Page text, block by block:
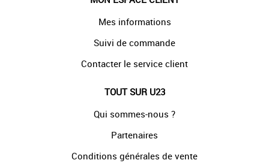
Mes informations
Suivi de commande
Contacter le service client
TOUT SUR U23
Qui sommes-nous ?
Partenaires
Conditions générales de vente